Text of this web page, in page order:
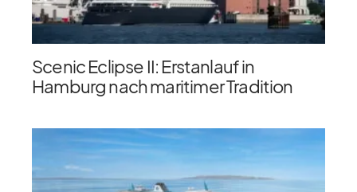
Scenic Eclipse II: Erstanlauf in
Hamburg nach maritimer Tradition